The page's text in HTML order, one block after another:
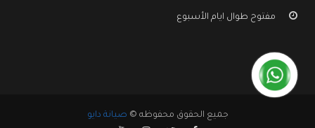
مفتوح طوال ايام الأسبوع
جميع الحقوق محفوظه © صيانة دايو